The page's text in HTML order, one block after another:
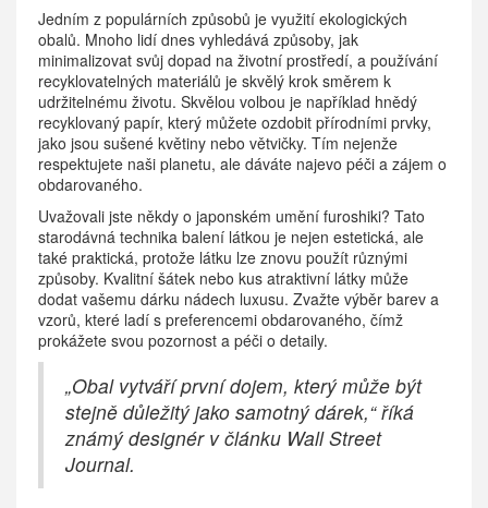
Jedním z populárních způsobů je využití ekologických
obalů. Mnoho lidí dnes vyhledává způsoby, jak
minimalizovat svůj dopad na životní prostředí, a používání
recyklovatelných materiálů je skvělý krok směrem k
udržitelnému životu. Skvělou volbou je například hnědý
recyklovaný papír, který můžete ozdobit přírodními prvky,
jako jsou sušené květiny nebo větvičky. Tím nejenže
respektujete naši planetu, ale dáváte najevo péči a zájem o
obdarovaného.
Uvažovali jste někdy o japonském umění furoshiki? Tato
starodávná technika balení látkou je nejen estetická, ale
také praktická, protože látku lze znovu použít různými
způsoby. Kvalitní šátek nebo kus atraktivní látky může
dodat vašemu dárku nádech luxusu. Zvažte výběr barev a
vzorů, které ladí s preferencemi obdarovaného, čímž
prokážete svou pozornost a péči o detaily.
„Obal vytváří první dojem, který může být
stejně důležitý jako samotný dárek,“ říká
známý designér v článku Wall Street
Journal.